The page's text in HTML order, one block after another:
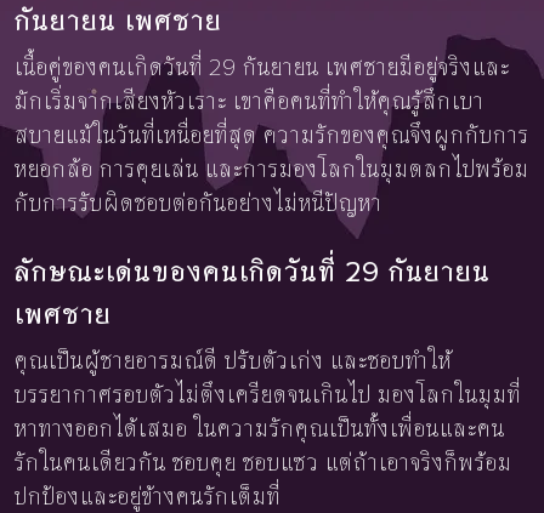
กันยายน เพศชาย
เนื้อคู่ของคนเกิดวันที่ 29 กันยายน เพศชายมีอยู่จริงและ
มักเริ่มจากเสียงหัวเราะ เขาคือคนที่ทำให้คุณรู้สึกเบา
สบายแม้ในวันที่เหนื่อยที่สุด ความรักของคุณจึงผูกกับการ
หยอกล้อ การคุยเล่น และการมองโลกในมุมตลกไปพร้อม
กับการรับผิดชอบต่อกันอย่างไม่หนีปัญหา
ลักษณะเด่นของคนเกิดวันที่ 29 กันยายน
เพศชาย
คุณเป็นผู้ชายอารมณ์ดี ปรับตัวเก่ง และชอบทำให้
บรรยากาศรอบตัวไม่ตึงเครียดจนเกินไป มองโลกในมุมที่
หาทางออกได้เสมอ ในความรักคุณเป็นทั้งเพื่อนและคน
รักในคนเดียวกัน ชอบคุย ชอบแซว แต่ถ้าเอาจริงก็พร้อม
ปกป้องและอยู่ข้างคนรักเต็มที่